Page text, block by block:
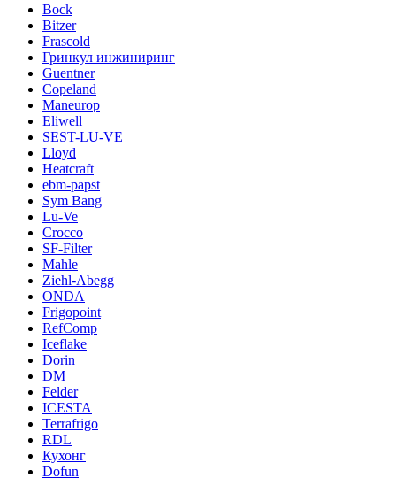
Bock
Bitzer
Frascold
Гринкул инжиниринг
Guentner
Copeland
Maneurop
Eliwell
SEST-LU-VE
Lloyd
Heatcraft
ebm-papst
Sym Bang
Lu-Ve
Crocco
SF-Filter
Mahle
Ziehl-Abegg
ONDA
Frigopoint
RefComp
Iceflake
Dorin
DM
Felder
ICESTA
Terrafrigo
RDL
Кухонг
Dofun